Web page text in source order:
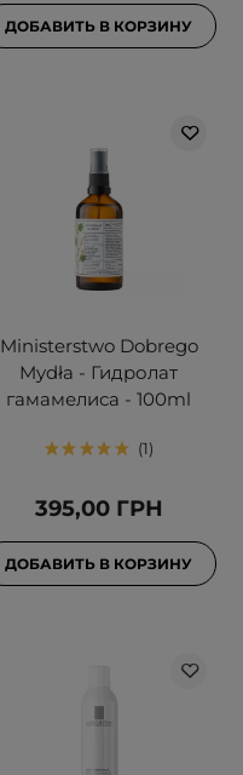
ДОБАВИТЬ В КОРЗИНУ
Ministerstwo Dobrego
Mydła - Гидролат
гамамелиса - 100ml
1
395,00 ГРН
ДОБАВИТЬ В КОРЗИНУ